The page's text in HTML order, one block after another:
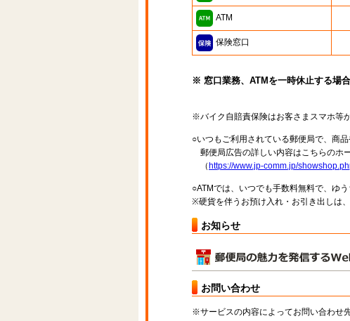
ATM
保険窓口
※ 窓口業務、ATMを一時休止する場合
※バイク自賠責保険はお客さまスマホ等
○いつもご利用されている郵便局で、商
郵便局広告の詳しい内容はこちらのホ
（ https://www.jp-comm.jp/
○ATMでは、いつでも手数料無料で、ゆ
※硬貨を伴うお預け入れ・お引き出しは
お知らせ
お問い合わせ
※サービスの内容によってお問い合わせ